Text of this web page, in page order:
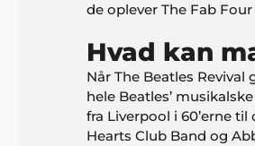
de oplever The Fab Four
Hvad kan
Når The Beatles
hele Beatles’
fra Liverpool i 60’erne
Hearts Club Band og